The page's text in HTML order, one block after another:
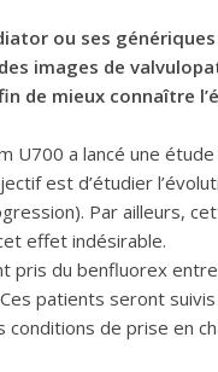
ou ses
images de
de mieux connaître
U700 a lancé une
est d’étudier
Par ailleurs,
effet indésirable.
pris du benfluorex
patients seront
conditions de prise en